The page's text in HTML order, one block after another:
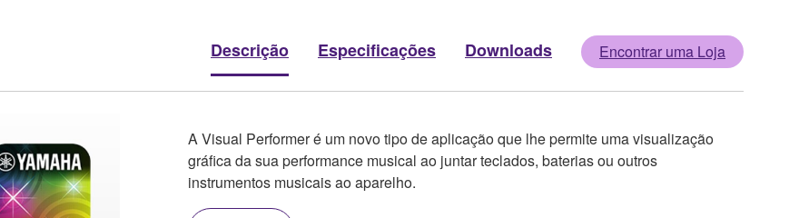
Descrição Especificações Downloads Encontrar uma Loja
A Visual Performer é um novo tipo de aplicação que lhe permite uma visualização
gráfica da sua performance musical ao juntar teclados, baterias ou outros
instrumentos musicais ao aparelho.